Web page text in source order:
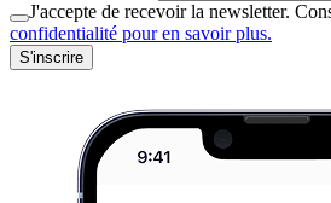
J'accepte de recevoir la newsletter.
confidentialité pour en savoir plus.
S'inscrire